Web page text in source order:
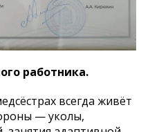
работника.
всегда живёт
— уколы,